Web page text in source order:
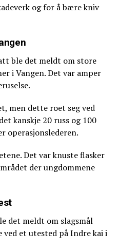
og for å bære kniv
ble det meldt om store
i Vangen. Det var amper
men dette roet seg ved
kanskje 20 russ og 100
operasjonslederen.
Det var knuste flasker
der ungdommene
det meldt om slagsmål
et utested på Indre kai i